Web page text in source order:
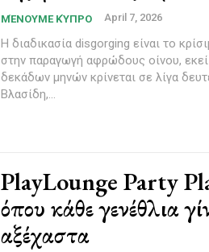
ΜΈΝΟΥΜΕ ΚΎΠΡΟ April 7, 2026
Η διαδικασία disgorging είναι το
στην παραγωγή αφρώδους οίνου,
δεκάδων μηνών κρίνεται σε λίγα
Βλασίδη,...
PlayLounge Party
όπου κάθε γενέθλια
αξέχαστα